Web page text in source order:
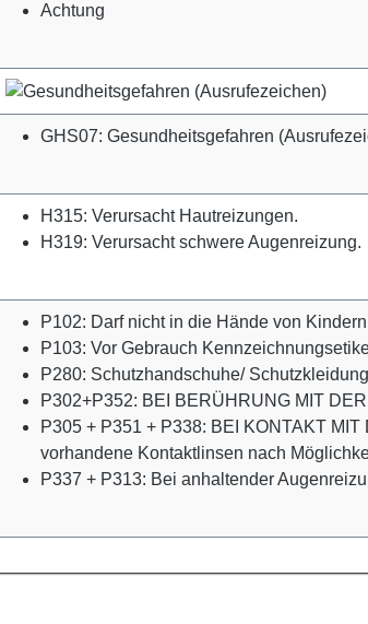
Achtung
GHS07: Gesundheitsgefahren
H315: Verursacht Hautreizungen.
H319: Verursacht schwere Augenreizung.
P102: Darf nicht in die Hände von
P103: Vor Gebrauch
P280: Schutzhandschuhe/
P302+P352: BEI BERÜHRUNG MIT
P305 + P351 + P338: BEI KONTAKT
vorhandene Kontaktlinsen nach
P337 + P313: Bei anhaltender